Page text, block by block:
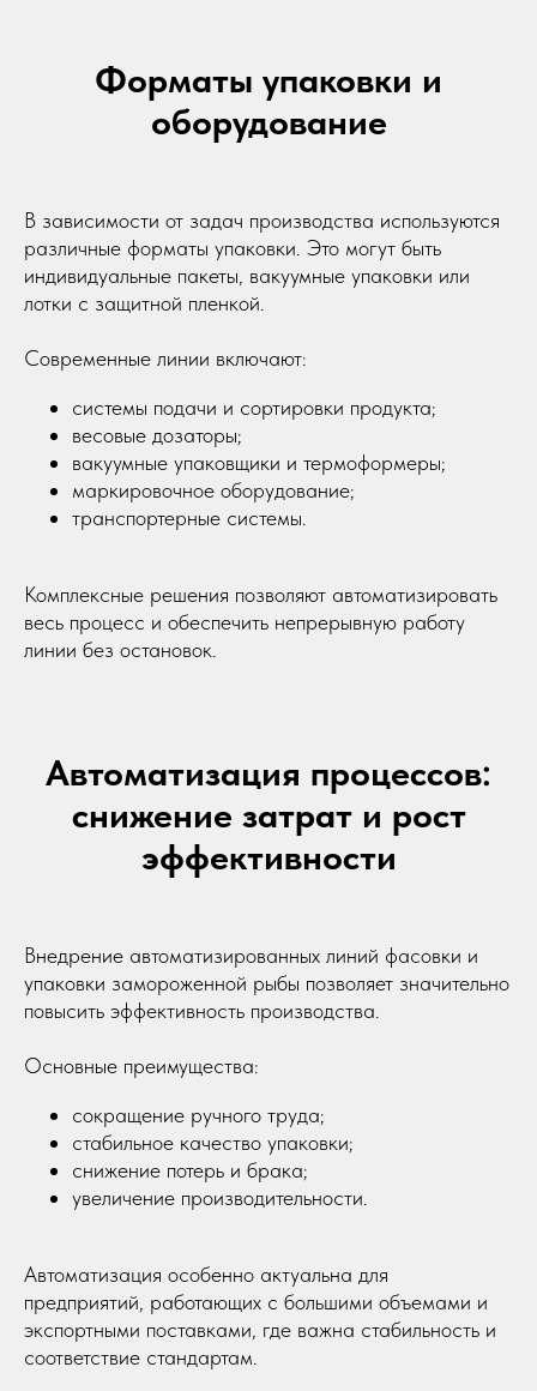
Форматы упаковки и
оборудование
В зависимости от задач производства используются
различные форматы упаковки. Это могут быть
индивидуальные пакеты, вакуумные упаковки или
лотки с защитной пленкой.
Современные линии включают:
системы подачи и сортировки продукта;
весовые дозаторы;
вакуумные упаковщики и термоформеры;
маркировочное оборудование;
транспортерные системы.
Комплексные решения позволяют автоматизировать
весь процесс и обеспечить непрерывную работу
линии без остановок.
Автоматизация процессов:
снижение затрат и рост
эффективности
Внедрение автоматизированных линий фасовки и
упаковки замороженной рыбы позволяет значительно
повысить эффективность производства.
Основные преимущества:
сокращение ручного труда;
стабильное качество упаковки;
снижение потерь и брака;
увеличение производительности.
Автоматизация особенно актуальна для
предприятий, работающих с большими объемами и
экспортными поставками, где важна стабильность и
соответствие стандартам.